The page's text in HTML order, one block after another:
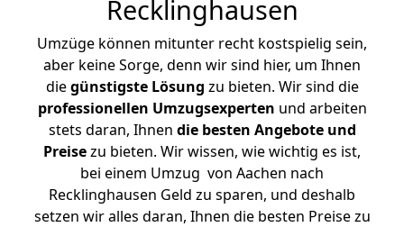
Recklinghausen
Umzüge können mitunter recht kostspielig sein,
aber keine Sorge, denn wir sind hier, um Ihnen
diegünstigste Lösung zu bieten. Wir sind die
professionellen Umzugsexperten und arbeiten
stets daran, Ihnen die besten Angebote und
Preisezu bieten. Wir wissen, wie wichtig es ist,
bei einem Umzug von Aachen nach
Recklinghausen Geld zu sparen, und deshalb
setzen wir alles daran, Ihnen die besten Preise zu